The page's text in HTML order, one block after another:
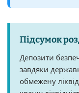
Підсумок
Депозити
завдяки
обмежену